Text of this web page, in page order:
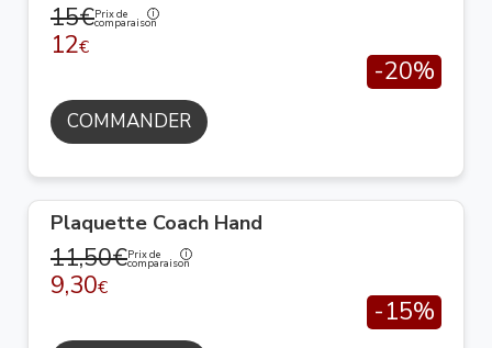
15€Prix de
comparaison
12€
-20%
COMMANDER
Plaquette Coach Hand
11,50€Prix de
comparaison
9,30€
-15%